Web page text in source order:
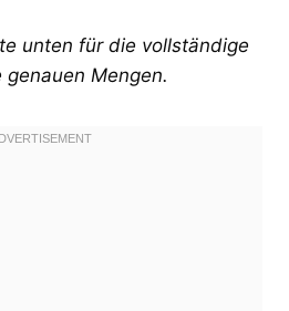
unten für die vollständige
Mengen.